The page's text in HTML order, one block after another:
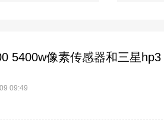
5400w像素传感器和三星
09:49